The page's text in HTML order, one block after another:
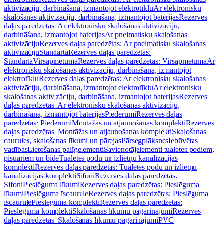
aktivizāciju, darbināšana, izmantojot elektrotīkluAr elektronisku
skalošanas aktivizāciju, darbināšana, izmantojot baterijasRezerves
daļas paredzētas: Ar elektronisku skalošanas aktivizāciju,
darbināšana, izmantojot baterijasAr pneimatisku skalošanas
aktivizācijuRezerves daļas paredzētas: Ar pneimatisku skalošanas
aktivizācijuStandartaRezerves daļas paredzētas:
StandartaVirsapmetumaRezerves daļas paredzētas: VirsapmetumaAr
elektronisku skalošanas aktivizāciju, darbināšana, izmantojot
elektrotīkluRezerves daļas paredzētas: Ar elektronisku skalošanas
aktivizāciju, darbināšana, izmantojot elektrotīkluAr elektronisku
skalošanas aktivizāciju, darbināšana, izmantojot baterijasRezerves
daļas paredzētas: Ar elektronisku skalošanas aktivizāciju,
darbināšana, izmantojot baterijasPiederumiRezerves daļas
paredzētas: PiederumiMontāžas un atjaunošanas komplektiRezerves
daļas paredzētas: Montāžas un atjaunošanas komplektiSkalošanas
caurules, skalošanas līkumi un pārejasPārsegplāksnesIebūvētas
vadībasLietošanas palīgelementiSavienotājelementi tualetes podiem,
pisuāriem un bidēTualetes podu un izlietņu kanalizācijas
komplektiRezerves daļas paredzētas: Tualetes podu un izlietņu
kanalizācijas komplektiSifoniRezerves daļas paredzētas:
SifoniPieslēguma līkumiRezerves daļas paredzētas: Pieslēguma
līkumiPieslēguma īscauruleRezerves daļas paredzētas: Pieslēguma
īscaurulePieslēguma komplektiRezerves daļas paredzētas:
Pieslēguma komplektiSkalošanas līkumu pagarinājumiRezerves
daļas paredzētas: Skalošanas līkumu pagarinājumiPVC